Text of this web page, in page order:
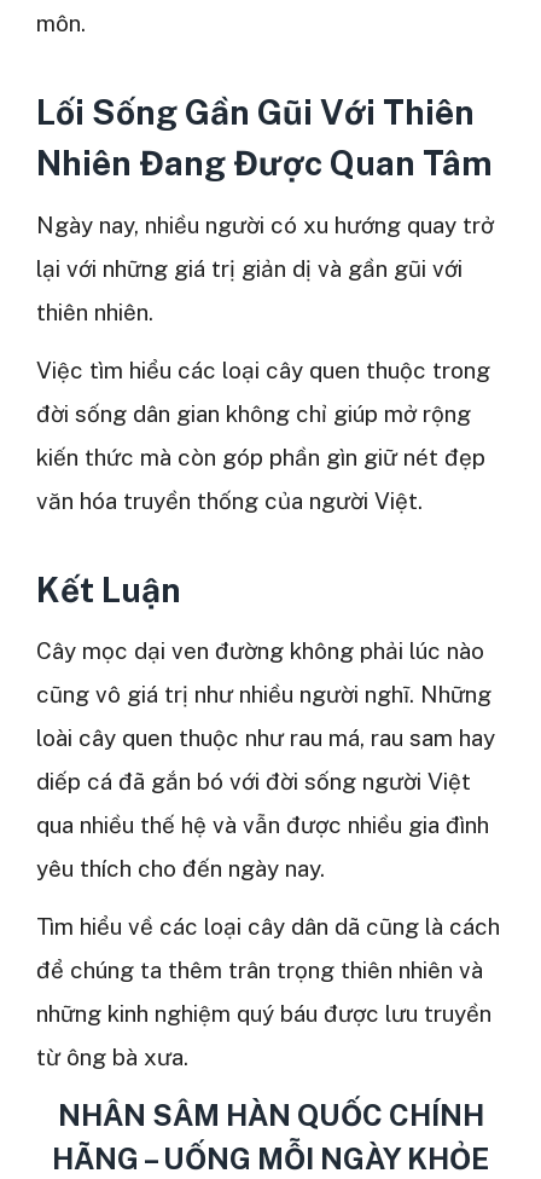
môn.
Lối Sống Gần Gũi Với Thiên
Nhiên Đang Được Quan Tâm
Ngày nay, nhiều người có xu hướng quay trở
lại với những giá trị giản dị và gần gũi với
thiên nhiên.
Việc tìm hiểu các loại cây quen thuộc trong
đời sống dân gian không chỉ giúp mở rộng
kiến thức mà còn góp phần gìn giữ nét đẹp
văn hóa truyền thống của người Việt.
Kết Luận
Cây mọc dại ven đường không phải lúc nào
cũng vô giá trị như nhiều người nghĩ. Những
loài cây quen thuộc như rau má, rau sam hay
diếp cá đã gắn bó với đời sống người Việt
qua nhiều thế hệ và vẫn được nhiều gia đình
yêu thích cho đến ngày nay.
Tìm hiểu về các loại cây dân dã cũng là cách
để chúng ta thêm trân trọng thiên nhiên và
những kinh nghiệm quý báu được lưu truyền
từ ông bà xưa.
NHÂN SÂM HÀN QUỐC CHÍNH
HÃNG – UỐNG MỖI NGÀY KHỎE